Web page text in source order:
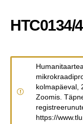
HTC0134/
kolmapäeval,
Zoomis.
https://